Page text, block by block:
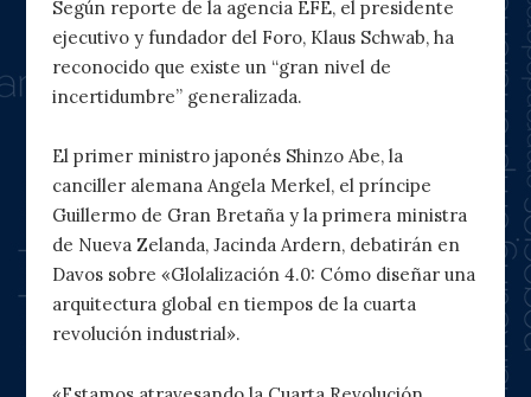
Según reporte de la agencia EFE, el presidente
ejecutivo y fundador del Foro, Klaus Schwab, ha
reconocido que existe un “gran nivel de
incertidumbre” generalizada.
El primer ministro japonés Shinzo Abe, la
canciller alemana Angela Merkel, el príncipe
Guillermo de Gran Bretaña y la primera ministra
de Nueva Zelanda, Jacinda Ardern, debatirán en
Davos sobre «Glolalización 4.0: Cómo diseñar una
arquitectura global en tiempos de la cuarta
revolución industrial».